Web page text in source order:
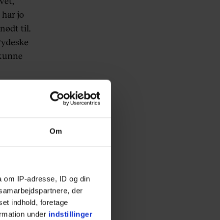
Om
om IP-adresse, ID og din
der
indhold, foretage
under indstillinger
jo
til.
kan